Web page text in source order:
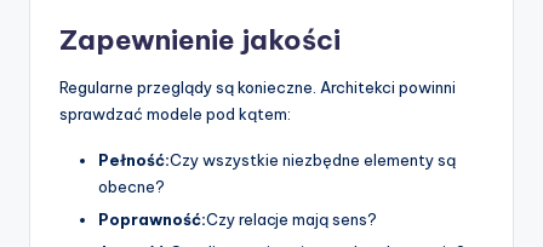
Zapewnienie jakości
Regularne przeglądy są konieczne. Architekci powinni
sprawdzać modele pod kątem:
Pełność:Czy wszystkie niezbędne elementy są
obecne?
Poprawność:Czy relacje mają sens?